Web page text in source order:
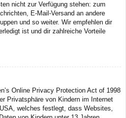
nicht zur Verfügung stehen: zum
E-Mail-Versand an andere
und so weiter. Wir empfehlen dir
ist und dir zahlreiche Vorteile
Online Privacy Protection Act of 1998
Privatsphäre von Kindern im Internet
welches festlegt, dass Websites,